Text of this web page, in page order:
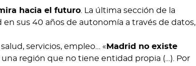
hacia el futuro . La última sección de la
sus 40 años de autonomía a través de datos,
servicios, empleo… « Madrid no existe
región que no tiene entidad propia (…). Por